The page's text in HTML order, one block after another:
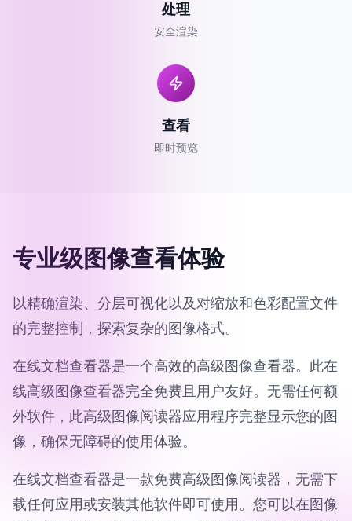
处理
安全渲染
查看
即时预览
专业级图像查看体验
以精确渲染、分层可视化以及对缩放和色彩配置文件
的完整控制，探索复杂的图像格式。
在线文档查看器是一个高效的高级图像查看器。此在
线高级图像查看器完全免费且用户友好。无需任何额
外软件，此高级图像阅读器应用程序完整显示您的图
像，确保无障碍的使用体验。
在线文档查看器是一款免费高级图像阅读器，无需下
载任何应用或安装其他软件即可使用。您可以在图像